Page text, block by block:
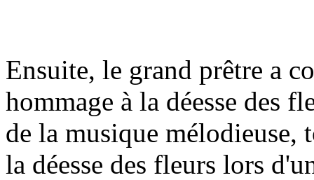
Ensuite, le grand prêtre a
hommage à la déesse des
de la musique mélodieuse,
la déesse des fleurs lors